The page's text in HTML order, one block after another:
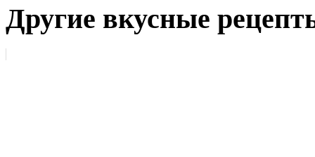
Другие вкусные